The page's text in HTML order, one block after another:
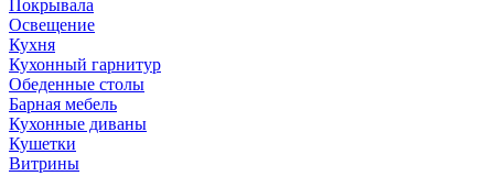
Покрывала
Освещение
Кухня
Кухонный гарнитур
Обеденные столы
Барная мебель
Кухонные диваны
Кушетки
Витрины